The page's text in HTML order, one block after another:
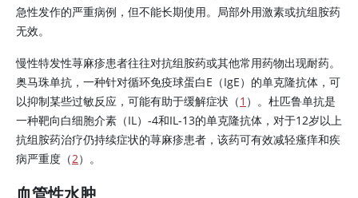
急性发作的严重病例，但不能长期使用。局部外用激素或抗组胺药
无效。
慢性特发性荨麻疹患者往往对抗组胺药或其他常用药物出现耐药。
奥马珠单抗，一种针对循环免疫球蛋白E（IgE）的单克隆抗体，可
以抑制某些过敏反应，可能有助于缓解症状（1 ）。杜匹鲁单抗是
一种靶向白细胞介素（IL）-4和IL-13的单克隆抗体，对于12岁以上
抗组胺药治疗仍持续症状的荨麻疹患者，该药可有效减轻瘙痒和疾
病严重度（2）。
血管性水肿